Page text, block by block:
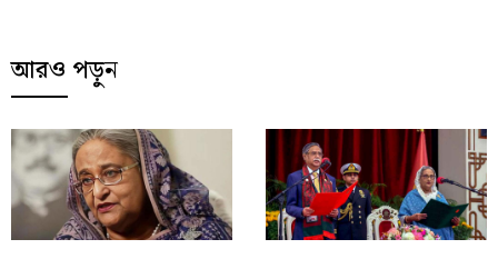
আরও পড়ুন